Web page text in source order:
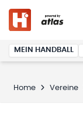
MEIN HANDBALL
Home Vereine